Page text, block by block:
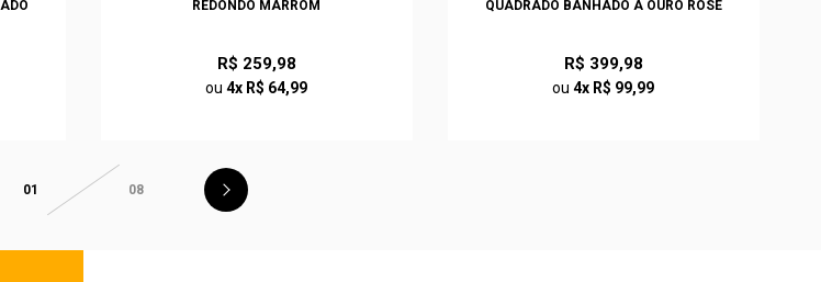
REDONDO MARROM
R$ 259,98
ou4x R$ 64,99
QUADRADO BANHADO A OURO ROSÉ
R$ 399,98
ou4x R$ 99,99
01 08